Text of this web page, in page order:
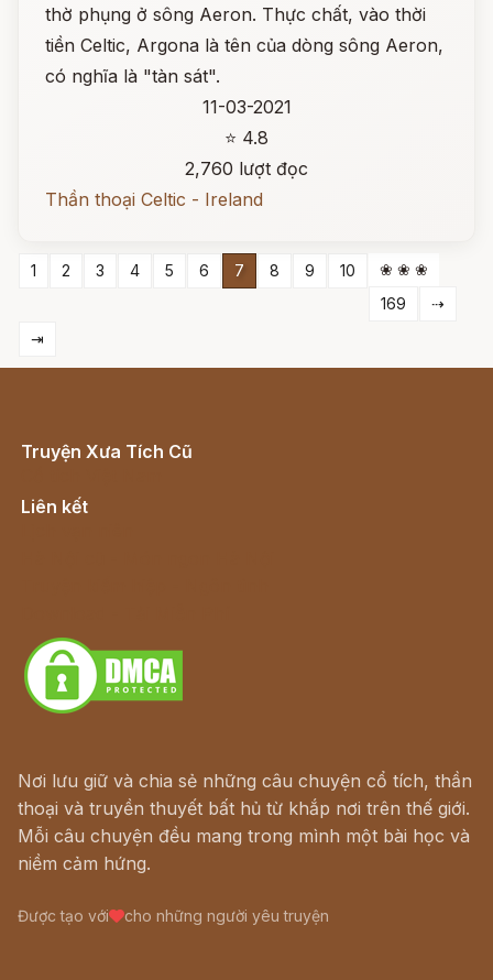
thờ phụng ở sông Aeron. Thực chất, vào thời
tiền Celtic, Argona là tên của dòng sông Aeron,
có nghĩa là "tàn sát".
11-03-2021
⭐ 4.8
2,760 lượt đọc
Thần thoại Celtic - Ireland
1 2 3 4 5 6 7 8 9 10
❀ ❀ ❀
169
⇢
⇥
Truyện Xưa Tích Cũ
Liên kết
Nơi lưu giữ và chia sẻ những câu chuyện cổ tích, thần
thoại và truyền thuyết bất hủ từ khắp nơi trên thế giới.
Mỗi câu chuyện đều mang trong mình một bài học và
niềm cảm hứng.
Được tạo với cho những người yêu truyện